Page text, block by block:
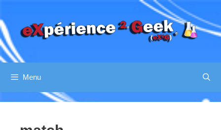
au
contenu
Menu